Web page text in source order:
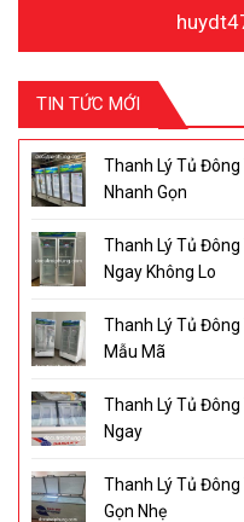
TIN TỨC MỚI
Thanh Lý Tủ
Nhanh Gọn
Thanh Lý Tủ
Ngay Không Lo
Thanh Lý Tủ Đông
Mẫu Mã
Thanh Lý Tủ
Ngay
Thanh Lý Tủ
Gọn Nhẹ